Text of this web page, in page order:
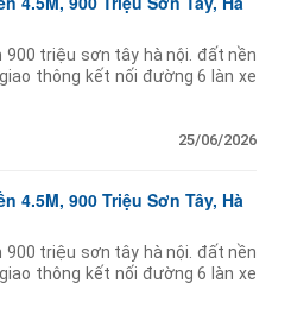
900 triệu sơn tây hà nội. đất nền
thông kết nối đường 6 làn xe
25/06/2026
4.5M, 900 Triệu Sơn Tây, Hà
900 triệu sơn tây hà nội. đất nền
thông kết nối đường 6 làn xe